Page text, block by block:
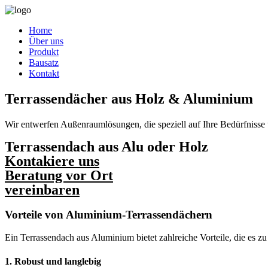
Home
Über uns
Produkt
Bausatz
Kontakt
Terrassendächer aus Holz & Aluminium
Wir entwerfen Außenraumlösungen, die speziell auf Ihre
Terrassendach aus Alu oder Holz
Kontakiere uns
Beratung vor Ort
vereinbaren
Vorteile von Aluminium-Terrassendächern
Ein Terrassendach aus Aluminium bietet zahlreiche Vorteile, die es
1. Robust und langlebig